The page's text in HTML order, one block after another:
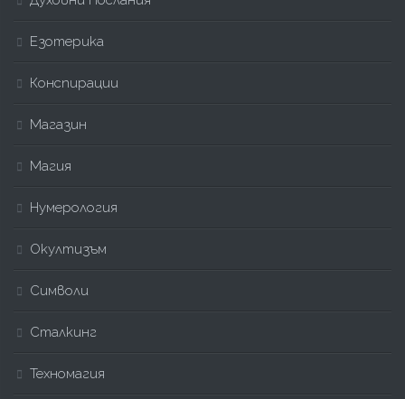
Езотерика
Конспирации
Магазин
Магия
Нумерология
Окултизъм
Символи
Сталкинг
Техномагия